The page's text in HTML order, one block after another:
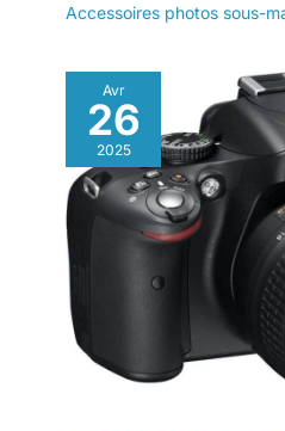
Accessoires photos sous-
Avr
26
2025